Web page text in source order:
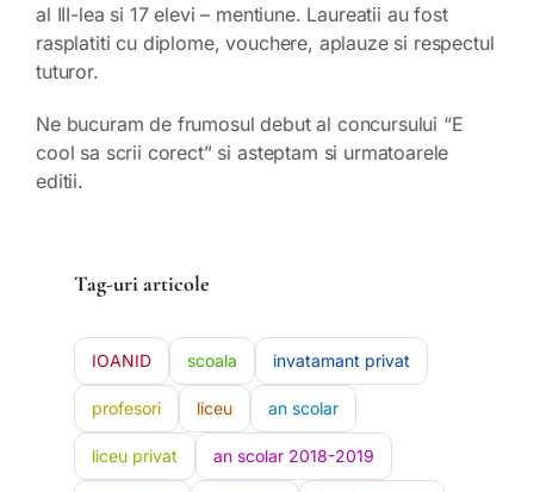
al III-lea si 17 elevi – mentiune. Laureatii au fost
rasplatiti cu diplome, vouchere, aplauze si respectul
tuturor.
Ne bucuram de frumosul debut al concursului “E
cool sa scrii corect” si asteptam si urmatoarele
editii.
Tag-uri articole
IOANID scoala invatamant privat
profesori liceu an scolar
liceu privat an scolar 2018-2019